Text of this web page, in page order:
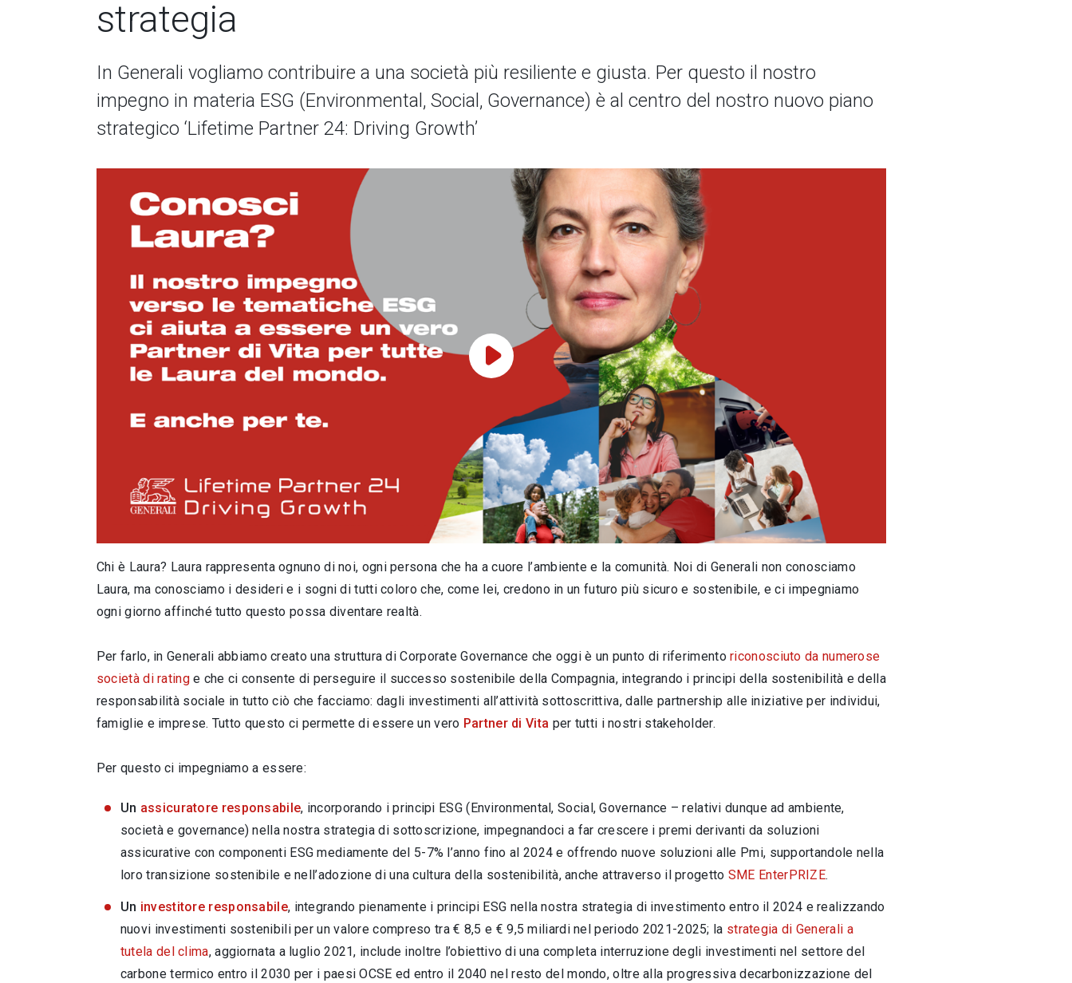
strategia
In Generali vogliamo contribuire a una società più resiliente e giusta. Per questo il nostro
impegno in materia ESG (Environmental, Social, Governance) è al centro del nostro nuovo piano
strategico ‘Lifetime Partner 24: Driving Growth’
Play Video
Chi è Laura? Laura rappresenta ognuno di noi, ogni persona che ha a cuore l’ambiente e la comunità. Noi di Generali non conosciamo
Laura, ma conosciamo i desideri e i sogni di tutti coloro che, come lei, credono in un futuro più sicuro e sostenibile, e ci impegniamo
ogni giorno affinché tutto questo possa diventare realtà.
Per farlo, in Generali abbiamo creato una struttura di Corporate Governance che oggi è un punto di riferimentoriconosciuto da numerose
società di ratinge che ci consente di perseguire il successo sostenibile della Compagnia, integrando i principi della sostenibilità e della
responsabilità sociale in tutto ciò che facciamo: dagli investimenti all’attività sottoscrittiva, dalle partnership alle iniziative per individui,
famiglie e imprese. Tutto questo ci permette di essere un vero Partner di Vita per tutti i nostri stakeholder.
Per questo ci impegniamo a essere:
Un assicuratore responsabile, incorporando i principi ESG (Environmental, Social, Governance – relativi dunque ad ambiente,
società e governance) nella nostra strategia di sottoscrizione, impegnandoci a far crescere i premi derivanti da soluzioni
assicurative con componenti ESG mediamente del 5-7% l’anno fino al 2024 e offrendo nuove soluzioni alle Pmi, supportandole nella
loro transizione sostenibile e nell’adozione di una cultura della sostenibilità, anche attraverso il progetto SME EnterPRIZE.
Un investitore responsabile, integrando pienamente i principi ESG nella nostra strategia di investimento entro il 2024 e realizzando
nuovi investimenti sostenibili per un valore compreso tra € 8,5 e € 9,5 miliardi nel periodo 2021-2025; la strategia di Generali a
tutela del clima, aggiornata a luglio 2021, include inoltre l’obiettivo di una completa interruzione degli investimenti nel settore del
carbone termico entro il 2030 per i paesi OCSE ed entro il 2040 nel resto del mondo, oltre alla progressiva decarbonizzazione del